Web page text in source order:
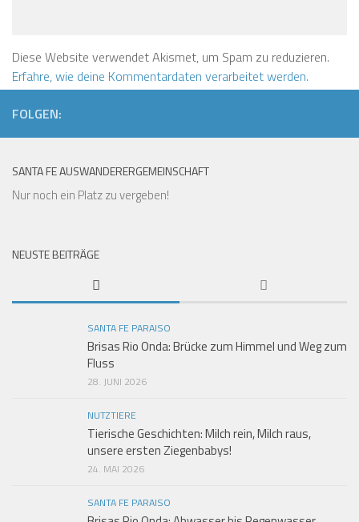
Diese Website verwendet Akismet, um Spam zu reduzieren.
Erfahre, wie deine Kommentardaten verarbeitet werden.
FOLGEN:
SANTA FE AUSWANDERERGEMEINSCHAFT
Nur noch ein Platz zu vergeben!
NEUSTE BEITRÄGE
SANTA FE PARAISO
Brisas Rio Onda: Brücke zum Himmel und Weg zum
Fluss
28. JUNI 2026
NUTZTIERE
Tierische Geschichten: Milch rein, Milch raus,
unsere ersten Ziegenbabys!
24. MAI 2026
SANTA FE PARAISO